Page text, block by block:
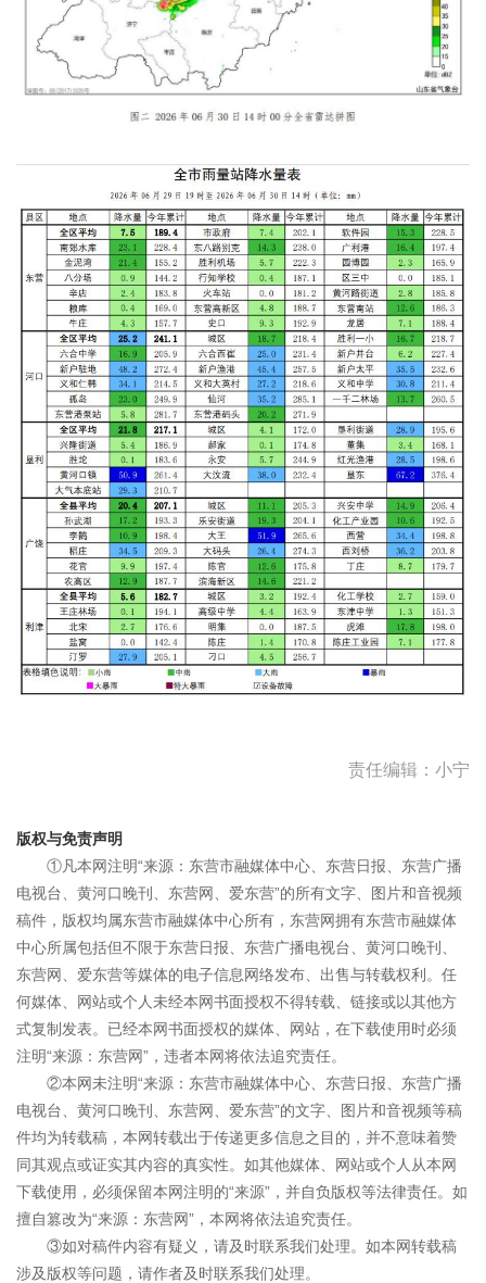
责任编辑：小宁
版权与免责声明
①凡本网注明“来源：东营市融媒体中心、东营日报、东营广播
电视台、黄河口晚刊、东营网、爱东营”的所有文字、图片和音视频
稿件，版权均属东营市融媒体中心所有，东营网拥有东营市融媒体
中心所属包括但不限于东营日报、东营广播电视台、黄河口晚刊、
东营网、爱东营等媒体的电子信息网络发布、出售与转载权利。任
何媒体、网站或个人未经本网书面授权不得转载、链接或以其他方
式复制发表。已经本网书面授权的媒体、网站，在下载使用时必须
注明“来源：东营网”，违者本网将依法追究责任。
②本网未注明“来源：东营市融媒体中心、东营日报、东营广播
电视台、黄河口晚刊、东营网、爱东营”的文字、图片和音视频等稿
件均为转载稿，本网转载出于传递更多信息之目的，并不意味着赞
同其观点或证实其内容的真实性。如其他媒体、网站或个人从本网
下载使用，必须保留本网注明的“来源”，并自负版权等法律责任。如
擅自篡改为“来源：东营网”，本网将依法追究责任。
③如对稿件内容有疑义，请及时联系我们处理。如本网转载稿
涉及版权等问题，请作者及时联系我们处理。